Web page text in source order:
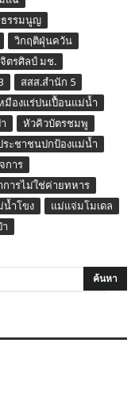
ธรรมนูญ
วิกฤติฝุ่นควัน
ตรศิลป์ มช.
สสส.สำนัก 5
มืองแร่ปนเปื้อนแม่น้ำ
หัวคิวบัตรชมพู
ระชาชนปกป้องแม่น้ำ
การ
การไม่ใช่ค่ายทหาร
น้ำโขง
แม่แจ่มโมเดล